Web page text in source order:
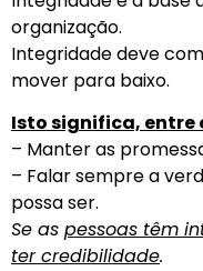
organização.
Integridade deve
mover para baixo.
Isto significa, entre
– Manter as
– Falar sempre a
possa ser.
Se as pessoas têm
ter credibilidade.